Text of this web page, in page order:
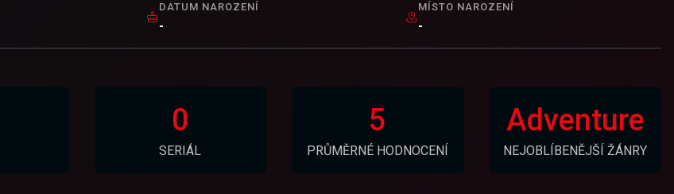
DATUM NAROZENÍ
-
MÍSTO NAROZENÍ
-
0
SERIÁL
5
PRŮMĚRNÉ HODNOCENÍ
Adventure
NEJOBLÍBENĚJŠÍ ŽÁNRY